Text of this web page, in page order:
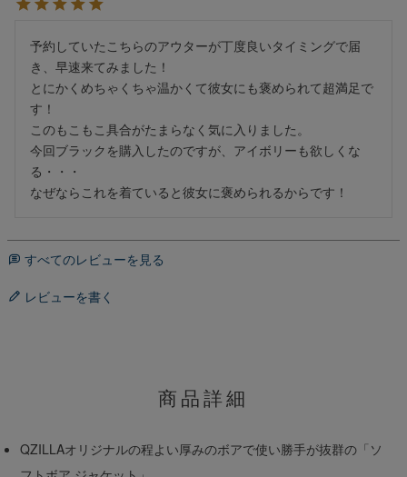
予約していたこちらのアウターが丁度良いタイミングで届
き、早速来てみました！
とにかくめちゃくちゃ温かくて彼女にも褒められて超満足で
す！
このもこもこ具合がたまらなく気に入りました。
今回ブラックを購入したのですが、アイボリーも欲しくな
る・・・
なぜならこれを着ていると彼女に褒められるからです！
すべてのレビューを見る
レビューを書く
商品詳細
QZILLAオリジナルの程よい厚みのボアで使い勝手が抜群の「ソ